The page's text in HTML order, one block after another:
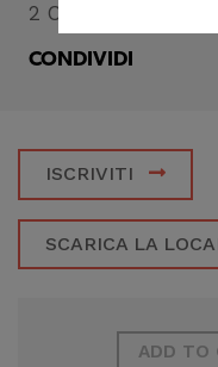
Ci
2 CFP
CONDIVIDI
ISCRIVITI
SCARICA LA
ADD TO